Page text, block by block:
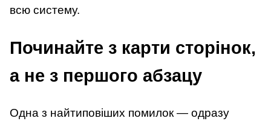
всю систему.
Починайте з карти сторінок,
а не з першого абзацу
Одна з найтиповіших помилок — одразу